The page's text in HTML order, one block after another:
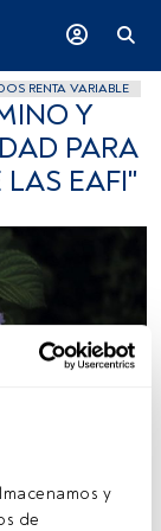
y
de
RENTA VARIABLE
Y
PARA
LAS EAFI"